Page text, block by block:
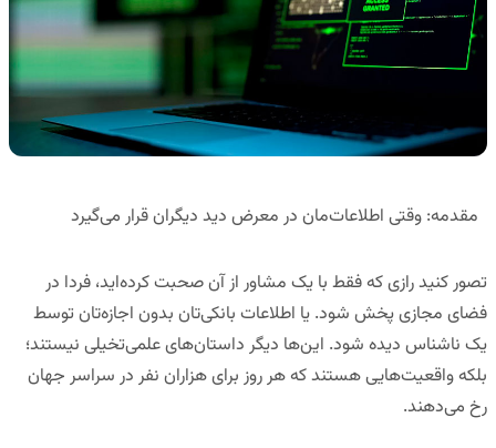
مقدمه: وقتی اطلاعات‌مان در معرض دید دیگران قرار می‌گیرد
تصور کنید رازی که فقط با یک مشاور از آن صحبت کرده‌اید، فردا در
فضای مجازی پخش شود. یا اطلاعات بانکی‌تان بدون اجازه‌تان توسط
یک ناشناس دیده شود. این‌ها دیگر داستان‌های علمی‌تخیلی نیستند؛
بلکه واقعیت‌هایی هستند که هر روز برای هزاران نفر در سراسر جهان
رخ می‌دهند.